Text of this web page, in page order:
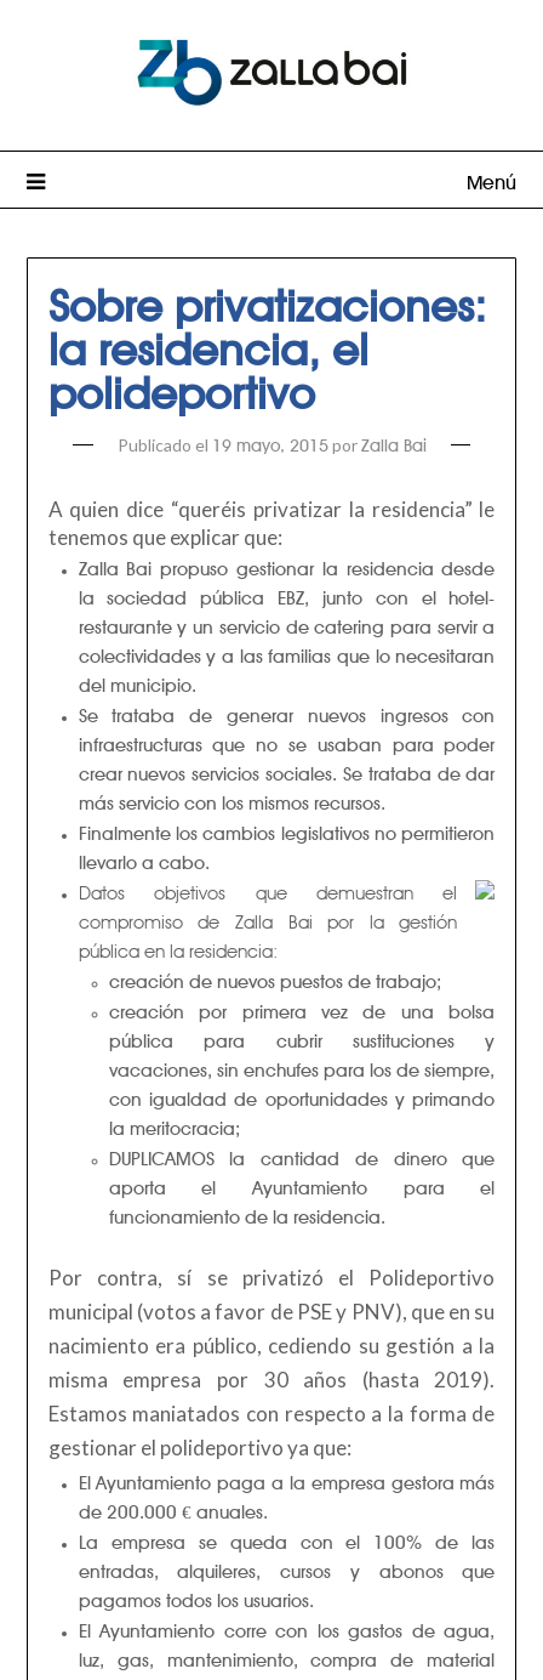
Menú
Sobre privatizaciones:
la residencia, el
polideportivo
Publicado el 19 mayo, 2015por Zalla Bai
A quien dice “queréis privatizar la residencia” le
tenemos que explicar que:
Zalla Bai propuso gestionar la residencia desde
la sociedad pública EBZ, junto con el hotel-
restaurante y un servicio de catering para servir a
colectividades y a las familias que lo necesitaran
del municipio.
Se trataba de generar nuevos ingresos con
infraestructuras que no se usaban para poder
crear nuevos servicios sociales. Se trataba de dar
más servicio con los mismos recursos.
Finalmente los cambios legislativos no permitieron
llevarlo a cabo.
Datos objetivos que demuestran el
compromiso de Zalla Bai por la gestión
pública en la residencia:
creación de nuevos puestos de trabajo;
creación por primera vez de una bolsa
pública para cubrir sustituciones y
vacaciones, sin enchufes para los de siempre,
con igualdad de oportunidades y primando
la meritocracia;
DUPLICAMOS la cantidad de dinero que
aporta el Ayuntamiento para el
funcionamiento de la residencia.
Por contra, sí se privatizó el Polideportivo
municipal (votos a favor de PSE y PNV), que en su
nacimiento era público, cediendo su gestión a la
misma empresa por 30 años (hasta 2019).
Estamos maniatados con respecto a la forma de
gestionar el polideportivo ya que:
El Ayuntamiento paga a la empresa gestora más
de 200.000 € anuales.
La empresa se queda con el 100% de las
entradas, alquileres, cursos y abonos que
pagamos todos los usuarios.
El Ayuntamiento corre con los gastos de agua,
luz, gas, mantenimiento, compra de material